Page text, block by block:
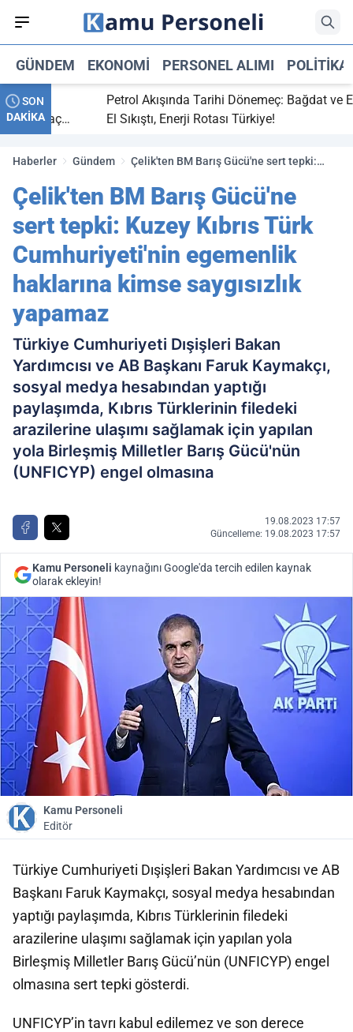
GÜNDEM EKONOMI PERSONEL ALIMI POLITIKA
SON
DAKİKA
bitti,
maç
Petrol Akışında Tarihi Dönemeç: Bağdat ve
El Sıkıştı, Enerji Rotası Türkiye!
Haberler Gündem
Çelik'ten BM Barış Gücü'ne sert tepki:
egemenlik haklarına kimse saygısızlık
yapamaz
Çelik'ten BM Barış Gücü'ne
sert tepki: Kuzey Kıbrıs Türk
Cumhuriyeti'nin egemenlik
haklarına kimse saygısızlık
yapamaz
Türkiye Cumhuriyeti Dışişleri Bakan
Yardımcısı ve AB Başkanı Faruk Kaymakçı,
sosyal medya hesabından yaptığı
paylaşımda, Kıbrıs Türklerinin filedeki
arazilerine ulaşımı sağlamak için yapılan
yola Birleşmiş Milletler Barış Gücü'nün
(UNFICYP) engel olmasına
19.08.2023 17:57
Güncelleme: 19.08.2023 17:57
Kamu Personeli kaynağını Google'da tercih edilen kaynak
olarak ekleyin!
Kamu Personeli
Editör
Türkiye Cumhuriyeti Dışişleri Bakan Yardımcısı ve AB
Başkanı Faruk Kaymakçı, sosyal medya hesabından
yaptığı paylaşımda, Kıbrıs Türklerinin filedeki
arazilerine ulaşımı sağlamak için yapılan yola
Birleşmiş Milletler Barış Gücü’nün (UNFICYP) engel
olmasına sert tepki gösterdi.
UNFICYP’in tavrı kabul edilemez ve son derece